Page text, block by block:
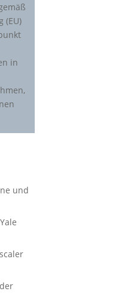
(EU)
in
und